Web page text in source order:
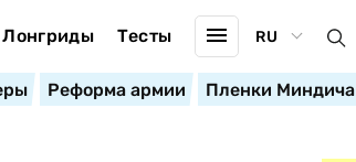
Лонгриды Тесты RU
Реформа армии Пленки Миндича